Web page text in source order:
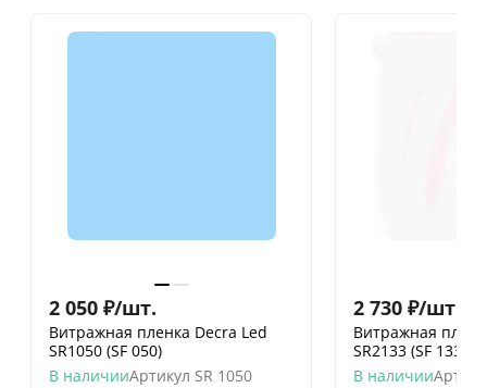
2 050 ₽/шт.
Витражная пленка Decra Led
SR1050 (SF 050)
В наличииАртикул SR 1050
2 730 ₽/шт.
Витражная
SR2133 (SF 133)
В наличии